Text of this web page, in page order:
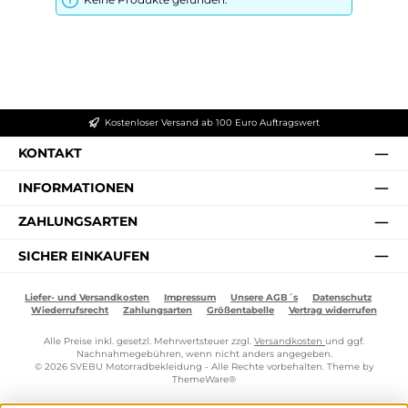
Kostenloser Versand ab 100 Euro Auftragswert
KONTAKT
INFORMATIONEN
ZAHLUNGSARTEN
SICHER EINKAUFEN
Liefer- und Versandkosten Impressum Unsere AGB´s
Datenschutz
Wiederrufsrecht
Zahlungsarten Größentabelle Vertrag widerrufen
Alle Preise inkl. gesetzl. Mehrwertsteuer zzgl. Versandkosten und ggf.
Nachnahmegebühren, wenn nicht anders angegeben.
© 2026 SVEBU Motorradbekleidung - Alle Rechte vorbehalten. Theme by
ThemeWare®